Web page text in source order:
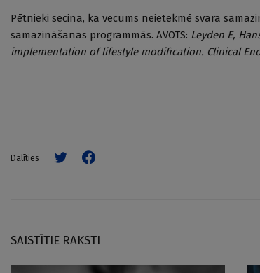
Pētnieki secina, ka vecums neietekmē svara
samazināšanas programmās. AVOTS: Leyden E,
implementation of lifestyle modification. Clinical
Dalīties
SAISTĪTIE RAKSTI